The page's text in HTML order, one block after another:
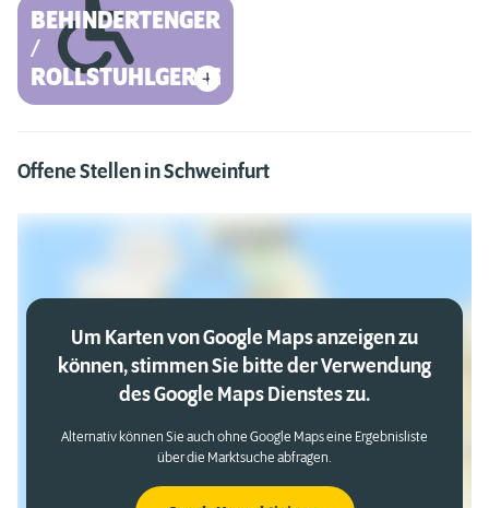
BEHINDERTENGERECHT
/
ROLLSTUHLGERECHT
Offene Stellen in Schweinfurt
Um Karten von Google Maps anzeigen zu
können, stimmen Sie bitte der Verwendung
des Google Maps Dienstes zu.
Alternativ können Sie auch ohne Google Maps eine Ergebnisliste
über die Marktsuche abfragen.